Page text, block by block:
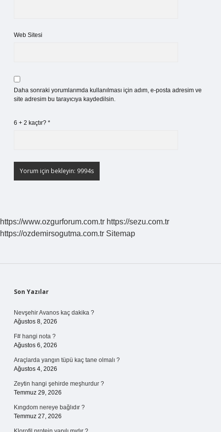
Web Sitesi
Daha sonraki yorumlarımda kullanılması için adım, e-posta adresim ve
site adresim bu tarayıcıya kaydedilsin.
6 + 2 kaçtır? *
https://www.ozgurforum.com.tr https://sezu.com.tr
https://ozdemirsogutma.com.tr Sitemap
Sidebar
Son Yazılar
Nevşehir Avanos kaç dakika ?
Ağustos 8, 2026
F# hangi nota ?
Ağustos 6, 2026
Araçlarda yangın tüpü kaç tane olmalı ?
Ağustos 4, 2026
Zeytin hangi şehirde meşhurdur ?
Temmuz 29, 2026
Kıngdom nereye bağlıdır ?
Temmuz 27, 2026